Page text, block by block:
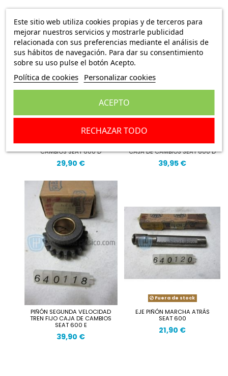
CASQUILLO PIÑONES CAJA DE
CAMBIOS SEAT 600 D
29,90 €
PIÑÓN 2ª VELOCIDAD TREN FIJO
CAJA DE CAMBIOS SEAT 600 D
39,95 €
PIÑÓN SEGUNDA VELOCIDAD
TREN FIJO CAJA DE CAMBIOS
SEAT 600 E
39,90 €
Fuera de stock
EJE PIÑÓN MARCHA ATRÁS
SEAT 600
21,90 €
Este sitio web utiliza cookies propias y de terceros para
mejorar nuestros servicios y mostrarle publicidad
relacionada con sus preferencias mediante el análisis de
sus hábitos de navegación. Para dar su consentimiento
sobre su uso pulse el botón Acepto.
Política de cookies Personalizar cookies
RECHAZAR TODO
ACEPTO